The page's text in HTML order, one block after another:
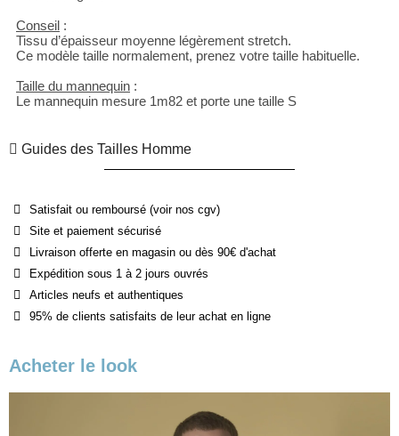
Conseil :
Tissu d’épaisseur moyenne légèrement stretch.
Ce modèle taille normalement, prenez votre taille habituelle.
Taille du mannequin :
Le mannequin mesure 1m82 et porte une taille S
Guides des Tailles Homme
Satisfait ou remboursé (voir nos cgv)
Site et paiement sécurisé
Livraison offerte en magasin ou dès 90€ d'achat
Expédition sous 1 à 2 jours ouvrés
Articles neufs et authentiques
95% de clients satisfaits de leur achat en ligne
Acheter le look